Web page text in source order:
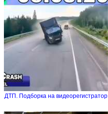
ДТП. Подборка на видеорегистратор